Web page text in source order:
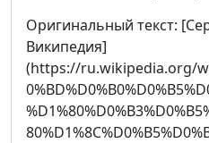
Оригинальный текст:
Википедия]
(https://ru.wikipedia.org/